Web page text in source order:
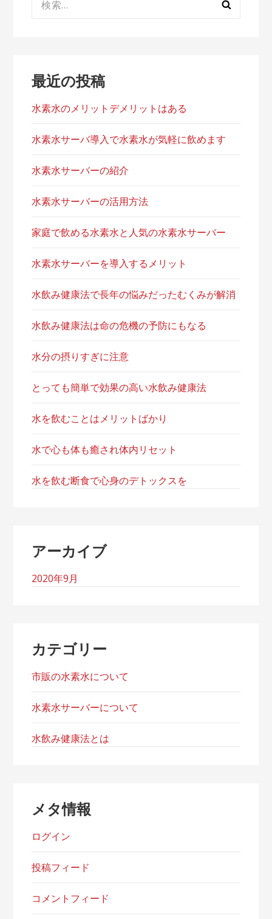
最近の投稿
水素水のメリットデメリットはある
水素水サーバ導入で水素水が気軽に飲めます
水素水サーバーの紹介
水素水サーバーの活用方法
家庭で飲める水素水と人気の水素水サーバー
水素水サーバーを導入するメリット
水飲み健康法で長年の悩みだったむくみが解消
水飲み健康法は命の危機の予防にもなる
水分の摂りすぎに注意
とっても簡単で効果の高い水飲み健康法
水を飲むことはメリットばかり
水で心も体も癒され体内リセット
水を飲む断食で心身のデトックスを
アーカイブ
2020年9月
カテゴリー
市販の水素水について
水素水サーバーについて
水飲み健康法とは
メタ情報
ログイン
投稿フィード
コメントフィード